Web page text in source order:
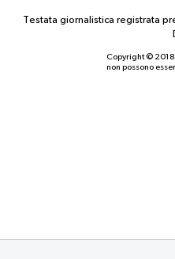
Testata giornalistica registrata
Copyright ©
non possono